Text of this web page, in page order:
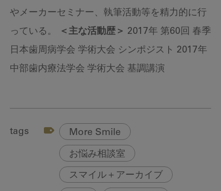
やメーカーセミナー、執筆活動等を精力的に行
っている。
＜主な活動歴＞ 2017年 第60回 春季
日本歯周病学会 学術大会 シンポジスト 2017年
中部歯内療法学会 学術大会 基調講演
tags More Smile
お悩み相談室
スマイル＋アーカイブ